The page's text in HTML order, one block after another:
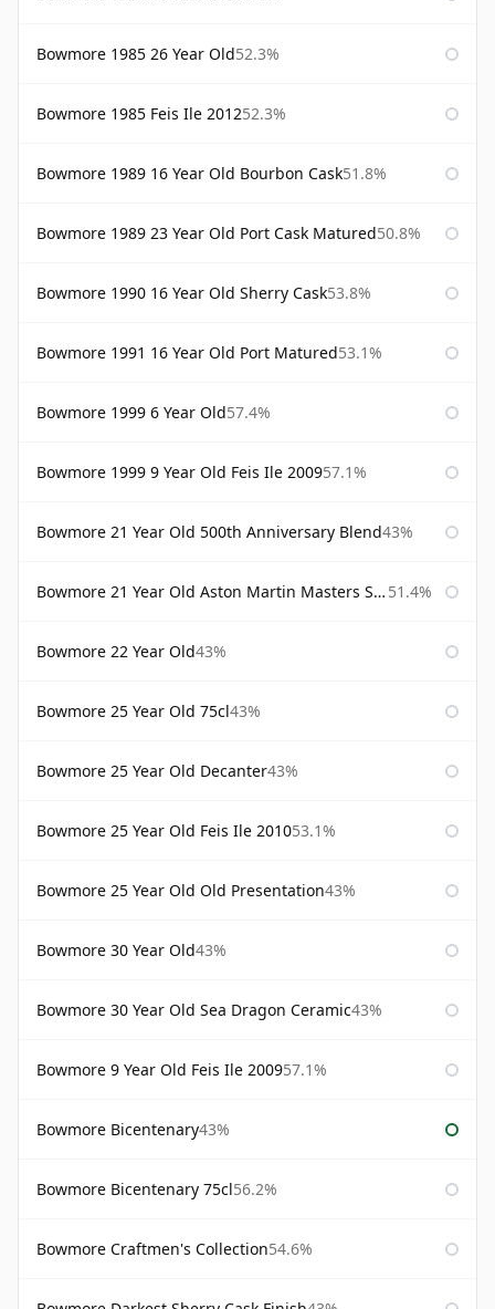
Bowmore 1985 26 Year Old52.3%
Bowmore 1985 Feis Ile 201252.3%
Bowmore 1989 16 Year Old Bourbon Cask51.8%
Bowmore 1989 23 Year Old Port Cask Matured50.8%
Bowmore 1990 16 Year Old Sherry Cask53.8%
Bowmore 1991 16 Year Old Port Matured53.1%
Bowmore 1999 6 Year Old57.4%
Bowmore 1999 9 Year Old Feis Ile 200957.1%
Bowmore 21 Year Old 500th Anniversary Blend43%
Bowmore 21 Year Old Aston Martin Masters Selection 2024 51.4%
Bowmore 22 Year Old43%
Bowmore 25 Year Old 75cl43%
Bowmore 25 Year Old Decanter43%
Bowmore 25 Year Old Feis Ile 201053.1%
Bowmore 25 Year Old Old Presentation43%
Bowmore 30 Year Old43%
Bowmore 30 Year Old Sea Dragon Ceramic43%
Bowmore 9 Year Old Feis Ile 200957.1%
Bowmore Bicentenary43%
Bowmore Bicentenary 75cl56.2%
Bowmore Craftmen's Collection54.6%